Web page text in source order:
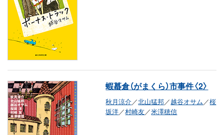
蝦蟇倉（がまくら）市事件〈2〉
秋月涼介／北山猛邦／越谷オサム／桜
坂洋／村崎友／米澤穂信